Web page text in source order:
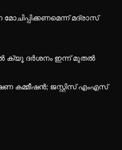
മദ്രാസ്
ക്യൂ ദര്‍ശനം ഇന്ന് മുതല്‍
കമ്മീഷന്‍; ജസ്റ്റിസ് എംഎസ്